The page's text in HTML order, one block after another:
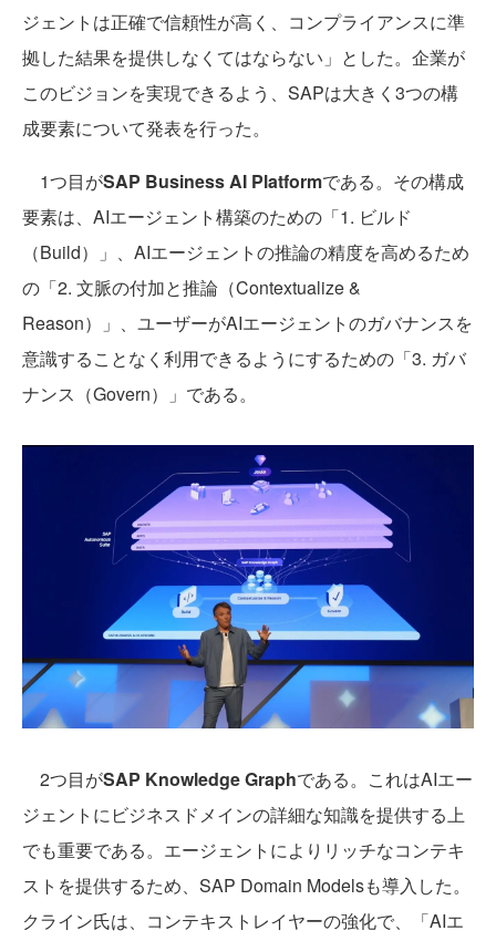
ジェントは正確で信頼性が高く、コンプライアンスに準
拠した結果を提供しなくてはならない」とした。企業が
このビジョンを実現できるよう、SAPは大きく3つの構
成要素について発表を行った。
1つ目がSAP Business AI Platformである。その構成
要素は、AIエージェント構築のための「1. ビルド
（Build）」、AIエージェントの推論の精度を高めるため
の「2. 文脈の付加と推論（Contextualize &
Reason）」、ユーザーがAIエージェントのガバナンスを
意識することなく利用できるようにするための「3. ガバ
ナンス（Govern）」である。
2つ目がSAP Knowledge Graphである。これはAIエー
ジェントにビジネスドメインの詳細な知識を提供する上
でも重要である。エージェントによりリッチなコンテキ
ストを提供するため、SAP Domain Modelsも導入した。
クライン氏は、コンテキストレイヤーの強化で、「AIエ